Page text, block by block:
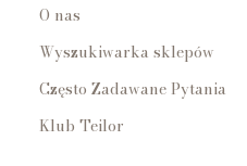
O nas
Wyszukiwarka sklepów
Często Zadawane Pytania
Klub Teilor